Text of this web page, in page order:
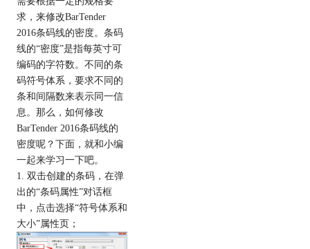
求，来修改BarTender
2016条码线的密度。条码
线的“密度”是指每英寸可
编码的字符数。不同的条
码符号体系，要求不同的
条和间隔数来表示同一信
息。那么，如何修改
BarTender 2016条码线的
密度呢？下面，就和小编
一起来学习一下吧。
1. 双击创建的条码，在弹
出的“条码属性”对话框
中，点击选择“符号体系和
大小”属性页；